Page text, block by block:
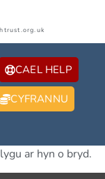
CAEL HELP
CYFRANNU
ar hyn o bryd.